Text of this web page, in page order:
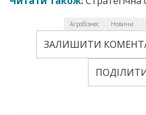
Агробізнес Новини
ЗАЛИШИТИ